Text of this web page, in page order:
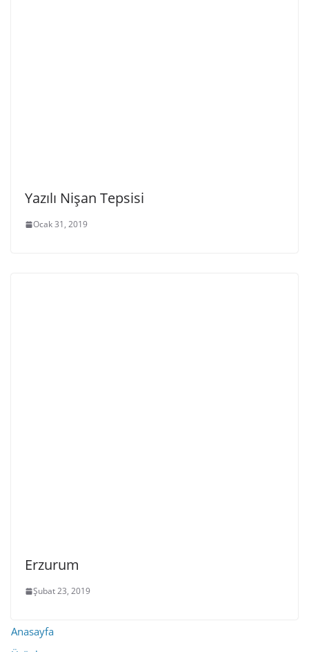
Yazılı Nişan Tepsisi
Ocak 31, 2019
Erzurum
Şubat 23, 2019
Anasayfa